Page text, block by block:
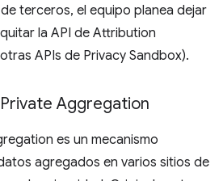
terceros, el equipo planea dejar
la API de Attribution
APIs de Privacy Sandbox).
Aggregation
es un mecanismo
agregados en varios sitios de